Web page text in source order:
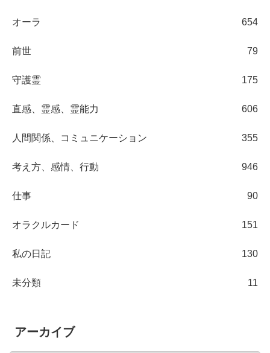
オーラ 654
前世 79
守護霊 175
直感、霊感、霊能力 606
人間関係、コミュニケーション 355
考え方、感情、行動 946
仕事 90
オラクルカード 151
私の日記 130
未分類 11
アーカイブ